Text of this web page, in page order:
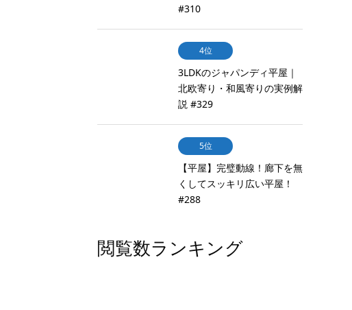
#310
4位
3LDKのジャパンディ平屋｜
北欧寄り・和風寄りの実例解
説 #329
5位
【平屋】完璧動線！廊下を無
くしてスッキリ広い平屋！
#288
閲覧数ランキング